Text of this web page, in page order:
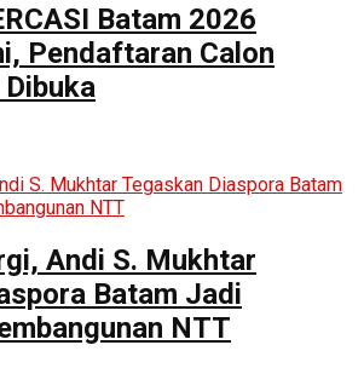
Batam 2026
Pendaftaran Calon
Andi S. Mukhtar
Batam Jadi
NTT